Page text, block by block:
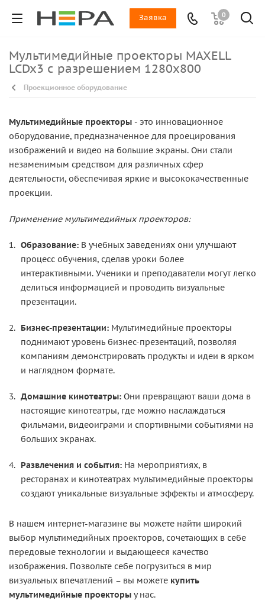
0
Заявка
Мультимедийные проекторы MAXELL
LCDx3 с разрешением 1280x800
Проекционное оборудование
Мультимедийные проекторы - это инновационное
оборудование, предназначенное для проецирования
изображений и видео на большие экраны. Они стали
незаменимым средством для различных сфер
деятельности, обеспечивая яркие и высококачественные
проекции.
Применение мультимедийных проекторов:
Образование: В учебных заведениях они улучшают
процесс обучения, сделав уроки более
интерактивными. Ученики и преподаватели могут легко
делиться информацией и проводить визуальные
презентации.
Бизнес-презентации: Мультимедийные проекторы
поднимают уровень бизнес-презентаций, позволяя
компаниям демонстрировать продукты и идеи в ярком
и наглядном формате.
Домашние кинотеатры: Они превращают ваши дома в
настоящие кинотеатры, где можно наслаждаться
фильмами, видеоиграми и спортивными событиями на
больших экранах.
Развлечения и события: На мероприятиях, в
ресторанах и кинотеатрах мультимедийные проекторы
создают уникальные визуальные эффекты и атмосферу.
В нашем интернет-магазине вы можете найти широкий
выбор мультимедийных проекторов, сочетающих в себе
передовые технологии и выдающееся качество
изображения. Позвольте себе погрузиться в мир
визуальных впечатлений – вы можете купить
мультимедийные проекторы у нас.